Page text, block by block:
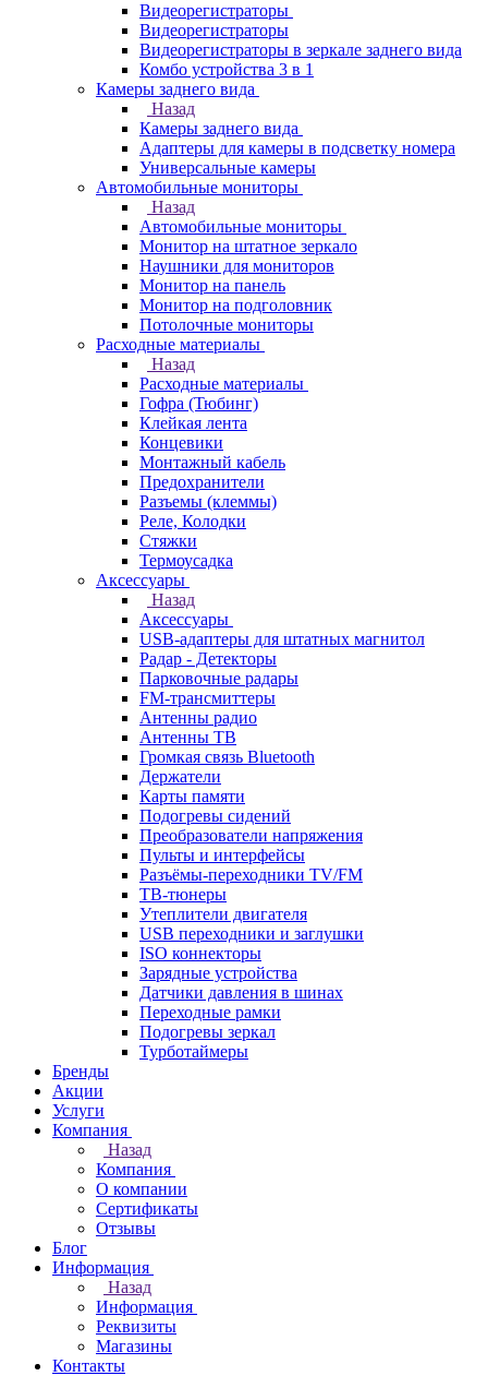
Видеорегистраторы
Видеорегистраторы
Видеорегистраторы в зеркале заднего вида
Комбо устройства 3 в 1
Камеры заднего вида
Назад
Камеры заднего вида
Адаптеры для камеры в подсветку номера
Универсальные камеры
Автомобильные мониторы
Назад
Автомобильные мониторы
Монитор на штатное зеркало
Наушники для мониторов
Монитор на панель
Монитор на подголовник
Потолочные мониторы
Расходные материалы
Назад
Расходные материалы
Гофра (Тюбинг)
Клейкая лента
Концевики
Монтажный кабель
Предохранители
Разъемы (клеммы)
Реле, Колодки
Стяжки
Термоусадка
Аксессуары
Назад
Аксессуары
USB-адаптеры для штатных магнитол
Радар - Детекторы
Парковочные радары
FM-трансмиттеры
Антенны радио
Антенны ТВ
Громкая связь Bluetooth
Держатели
Карты памяти
Подогревы сидений
Преобразователи напряжения
Пульты и интерфейсы
Разъёмы-переходники TV/FM
ТВ-тюнеры
Утеплители двигателя
USB переходники и заглушки
ISO коннекторы
Зарядные устройства
Датчики давления в шинах
Переходные рамки
Подогревы зеркал
Турботаймеры
Бренды
Акции
Услуги
Компания
Назад
Компания
О компании
Сертификаты
Отзывы
Блог
Информация
Назад
Информация
Реквизиты
Магазины
Контакты